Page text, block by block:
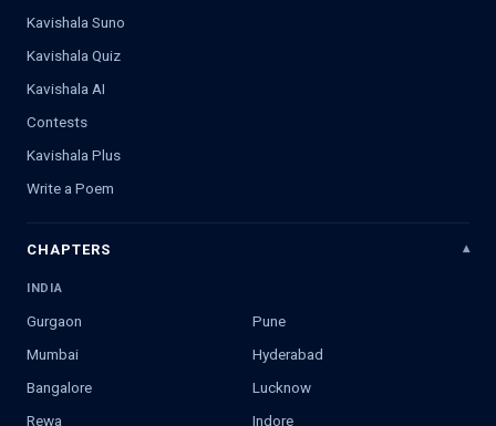
Kavishala Suno
Kavishala Quiz
Kavishala AI
Contests
Kavishala Plus
Write a Poem
CHAPTERS
INDIA
Gurgaon
Pune
Mumbai
Hyderabad
Bangalore
Lucknow
Rewa
Indore